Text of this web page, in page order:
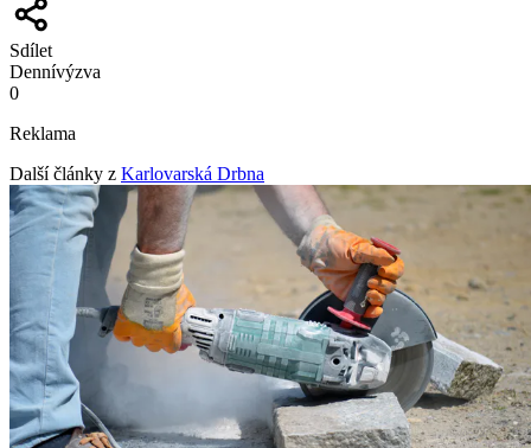
Sdílet
Dennívýzva
0
Reklama
Další články z Karlovarská Drbna